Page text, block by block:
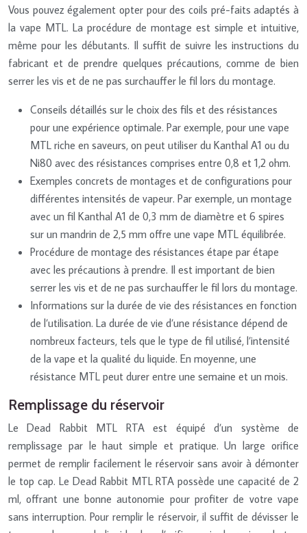
Vous pouvez également opter pour des coils pré-faits adaptés à
la vape MTL. La procédure de montage est simple et intuitive,
même pour les débutants. Il suffit de suivre les instructions du
fabricant et de prendre quelques précautions, comme de bien
serrer les vis et de ne pas surchauffer le fil lors du montage.
Conseils détaillés sur le choix des fils et des résistances
pour une expérience optimale. Par exemple, pour une vape
MTL riche en saveurs, on peut utiliser du Kanthal A1 ou du
Ni80 avec des résistances comprises entre 0,8 et 1,2 ohm.
Exemples concrets de montages et de configurations pour
différentes intensités de vapeur. Par exemple, un montage
avec un fil Kanthal A1 de 0,3 mm de diamètre et 6 spires
sur un mandrin de 2,5 mm offre une vape MTL équilibrée.
Procédure de montage des résistances étape par étape
avec les précautions à prendre. Il est important de bien
serrer les vis et de ne pas surchauffer le fil lors du montage.
Informations sur la durée de vie des résistances en fonction
de l’utilisation. La durée de vie d’une résistance dépend de
nombreux facteurs, tels que le type de fil utilisé, l’intensité
de la vape et la qualité du liquide. En moyenne, une
résistance MTL peut durer entre une semaine et un mois.
Remplissage du réservoir
Le Dead Rabbit MTL RTA est équipé d’un système de
remplissage par le haut simple et pratique. Un large orifice
permet de remplir facilement le réservoir sans avoir à démonter
le top cap. Le Dead Rabbit MTL RTA possède une capacité de 2
ml, offrant une bonne autonomie pour profiter de votre vape
sans interruption. Pour remplir le réservoir, il suffit de dévisser le